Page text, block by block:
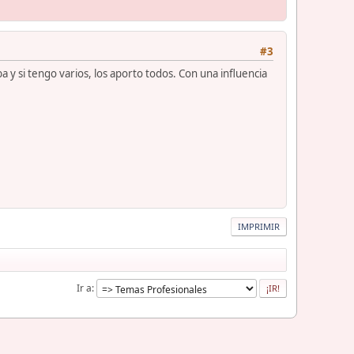
#3
y si tengo varios, los aporto todos. Con una influencia
IMPRIMIR
Ir a